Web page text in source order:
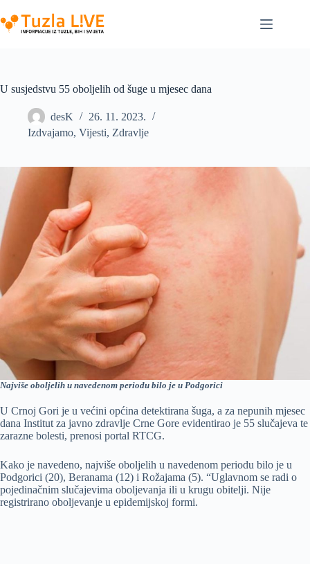
to
content
U susjedstvu 55 oboljelih od šuge u mjesec dana
desK
26. 11. 2023.
Izdvajamo, Vijesti, Zdravlje
Najviše oboljelih u navedenom periodu bilo je u Podgorici
U Crnoj Gori je u većini općina detektirana šuga, a za nepunih mjesec
dana Institut za javno zdravlje Crne Gore evidentirao je 55 slučajeva te
zarazne bolesti, prenosi portal RTCG.
Kako je navedeno, najviše oboljelih u navedenom periodu bilo je u
Podgorici (20), Beranama (12) i Rožajama (5). “Uglavnom se radi o
pojedinačnim slučajevima oboljevanja ili u krugu obitelji. Nije
registrirano oboljevanje u epidemijskoj formi.